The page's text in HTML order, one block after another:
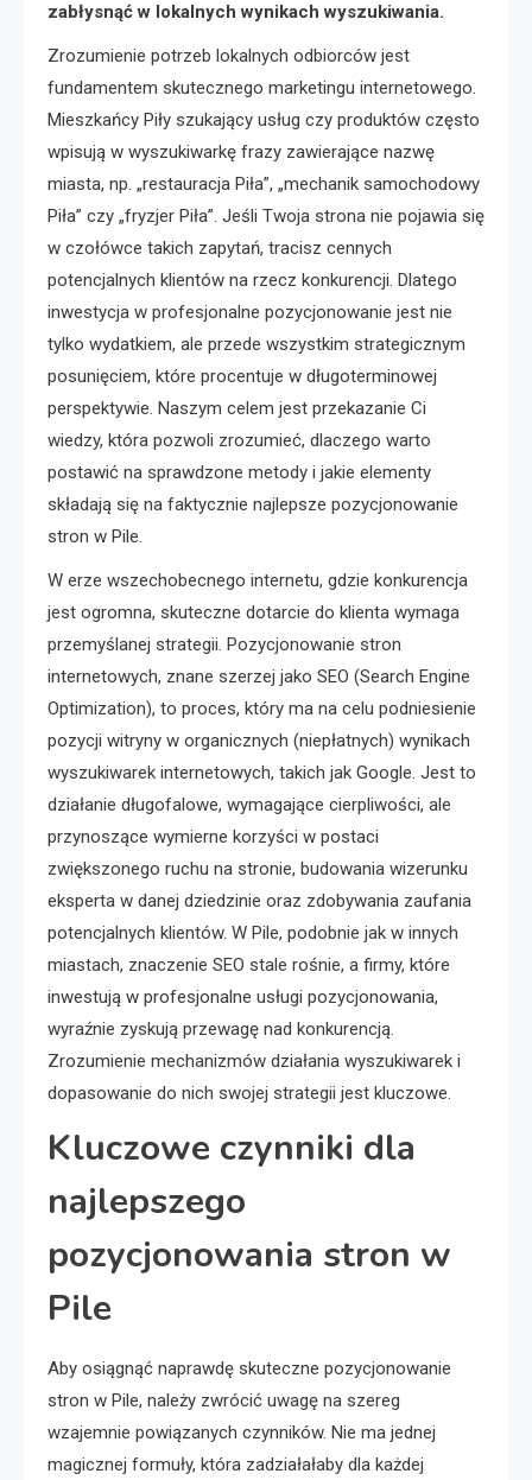
zabłysnąć w lokalnych wynikach wyszukiwania.
Zrozumienie potrzeb lokalnych odbiorców jest
fundamentem skutecznego marketingu internetowego.
Mieszkańcy Piły szukający usług czy produktów często
wpisują w wyszukiwarkę frazy zawierające nazwę
miasta, np. „restauracja Piła”, „mechanik samochodowy
Piła” czy „fryzjer Piła”. Jeśli Twoja strona nie pojawia się
w czołówce takich zapytań, tracisz cennych
potencjalnych klientów na rzecz konkurencji. Dlatego
inwestycja w profesjonalne pozycjonowanie jest nie
tylko wydatkiem, ale przede wszystkim strategicznym
posunięciem, które procentuje w długoterminowej
perspektywie. Naszym celem jest przekazanie Ci
wiedzy, która pozwoli zrozumieć, dlaczego warto
postawić na sprawdzone metody i jakie elementy
składają się na faktycznie najlepsze pozycjonowanie
stron w Pile.
W erze wszechobecnego internetu, gdzie konkurencja
jest ogromna, skuteczne dotarcie do klienta wymaga
przemyślanej strategii. Pozycjonowanie stron
internetowych, znane szerzej jako SEO (Search Engine
Optimization), to proces, który ma na celu podniesienie
pozycji witryny w organicznych (niepłatnych) wynikach
wyszukiwarek internetowych, takich jak Google. Jest to
działanie długofalowe, wymagające cierpliwości, ale
przynoszące wymierne korzyści w postaci
zwiększonego ruchu na stronie, budowania wizerunku
eksperta w danej dziedzinie oraz zdobywania zaufania
potencjalnych klientów. W Pile, podobnie jak w innych
miastach, znaczenie SEO stale rośnie, a firmy, które
inwestują w profesjonalne usługi pozycjonowania,
wyraźnie zyskują przewagę nad konkurencją.
Zrozumienie mechanizmów działania wyszukiwarek i
dopasowanie do nich swojej strategii jest kluczowe.
Kluczowe czynniki dla
najlepszego
pozycjonowania stron w
Pile
Aby osiągnąć naprawdę skuteczne pozycjonowanie
stron w Pile, należy zwrócić uwagę na szereg
wzajemnie powiązanych czynników. Nie ma jednej
magicznej formuły, która zadziałałaby dla każdej